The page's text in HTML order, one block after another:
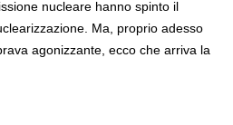
nucleare hanno spinto il
Ma, proprio adesso
agonizzante, ecco che arriva la